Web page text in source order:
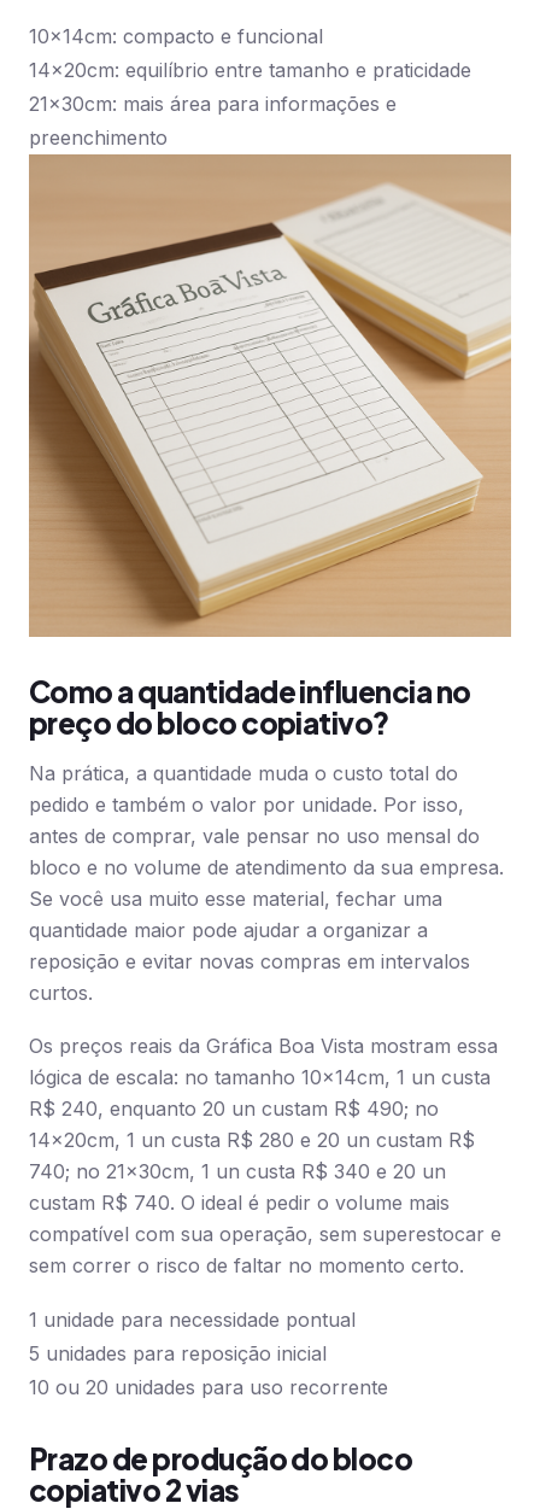
10x14cm: compacto e funcional
14x20cm: equilíbrio entre tamanho e praticidade
21x30cm: mais área para informações e
preenchimento
Como a quantidade influencia no
preço do bloco copiativo?
Na prática, a quantidade muda o custo total do
pedido e também o valor por unidade. Por isso,
antes de comprar, vale pensar no uso mensal do
bloco e no volume de atendimento da sua empresa.
Se você usa muito esse material, fechar uma
quantidade maior pode ajudar a organizar a
reposição e evitar novas compras em intervalos
curtos.
Os preços reais da Gráfica Boa Vista mostram essa
lógica de escala: no tamanho 10x14cm, 1 un custa
R$ 240, enquanto 20 un custam R$ 490; no
14x20cm, 1 un custa R$ 280 e 20 un custam R$
740; no 21x30cm, 1 un custa R$ 340 e 20 un
custam R$ 740. O ideal é pedir o volume mais
compatível com sua operação, sem superestocar e
sem correr o risco de faltar no momento certo.
1 unidade para necessidade pontual
5 unidades para reposição inicial
10 ou 20 unidades para uso recorrente
Prazo de produção do bloco
copiativo 2 vias